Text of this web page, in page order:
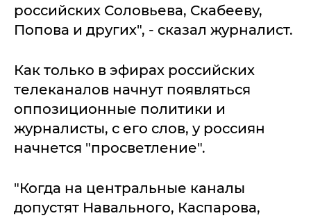
российских Соловьева, Скабееву,
Попова и других", - сказал журналист.
Как только в эфирах российских
телеканалов начнут появляться
оппозиционные политики и
журналисты, с его слов, у россиян
начнется "просветление".
"Когда на центральные каналы
допустят Навального, Каспарова,